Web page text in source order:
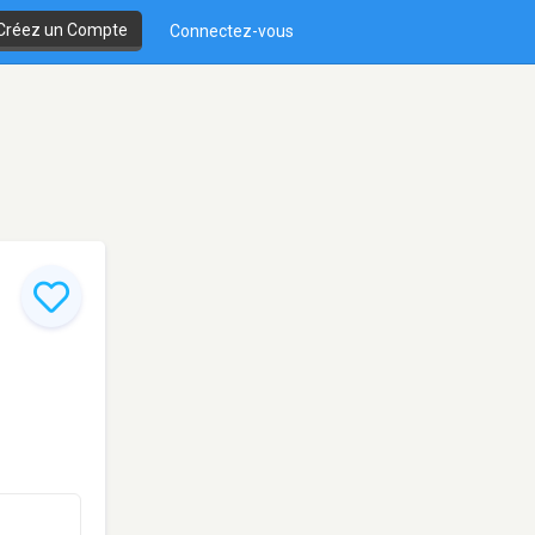
un Compte Connectez-vous